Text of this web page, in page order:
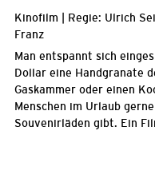
Kinofilm | Regie: Ulrich
Franz
Man entspannt sich
Dollar eine Handgranate
Gaskammer oder einen
Menschen im Urlaub
Souvenirläden gibt. Ein